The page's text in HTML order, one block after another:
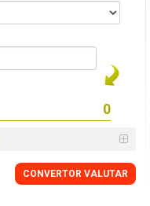
CONVERTOR VALUTAR